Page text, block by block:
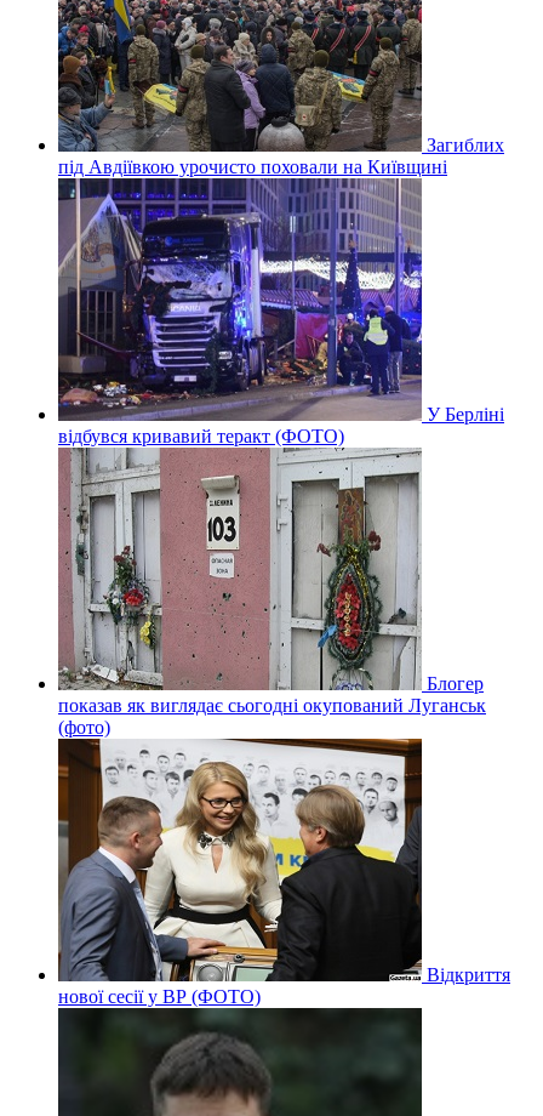
Загиблих
під Авдіївкою урочисто поховали на Київщині
У Берліні
відбувся кривавий теракт (ФОТО)
Блогер
показав як виглядає сьогодні окупований Луганськ
(фото)
Відкриття
нової сесії у ВР (ФОТО)